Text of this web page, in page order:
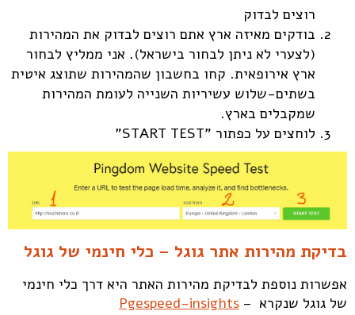
רוצים לבדוק
בודקים מאיזה ארץ אתם רוצים לבדוק את המהירות
(לצערי לא ניתן לבחור בישראל). אני ממליץ לבחור
ארץ אירופאית. קחו בחשבון שהמהירות שתוצג איטית
בשתים-שלוש עשיריות השנייה לעומת המהירות
שמקבלים בארץ.
לוחצים על כפתור "START TEST"
בדיקת מהירות אתר גוגל – כלי חינמי של גוגל
אפשרות נוספת לבדיקת מהירות האתר היא דרך כלי חינמי
של גוגל שנקרא – Pgespeed-insights